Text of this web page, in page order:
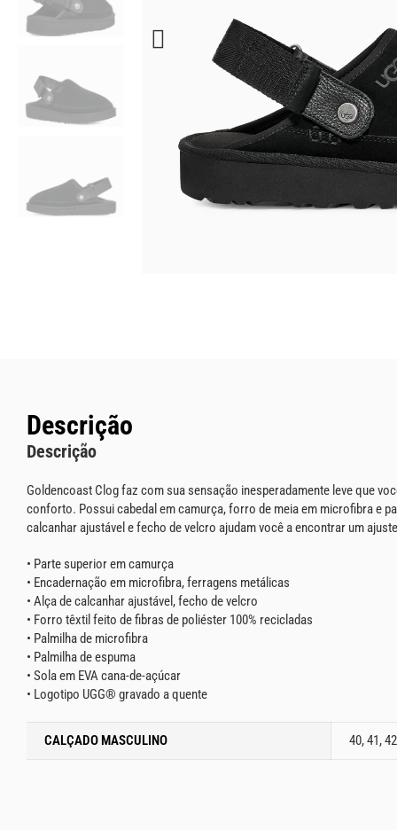
Descrição
Descrição
Goldencoast Clog faz com sua sensação inesperadamente leve que
conforto. Possui cabedal em camurça, forro de meia em microfibra e
calcanhar ajustável e fecho de velcro ajudam você a encontrar um
• Parte superior em camurça
• Encadernação em microfibra, ferragens metálicas
• Alça de calcanhar ajustável, fecho de velcro
• Forro têxtil feito de fibras de poliéster 100% recicladas
• Palmilha de microfibra
• Palmilha de espuma
• Sola em EVA cana-de-açúcar
• Logotipo UGG® gravado a quente
CALÇADO MASCULINO 40, 41,